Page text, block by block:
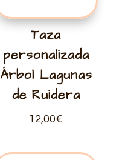
Taza
personalizada
Árbol Lagunas
de Ruidera
12,00€